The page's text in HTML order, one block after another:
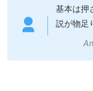
基本は押
説が物足